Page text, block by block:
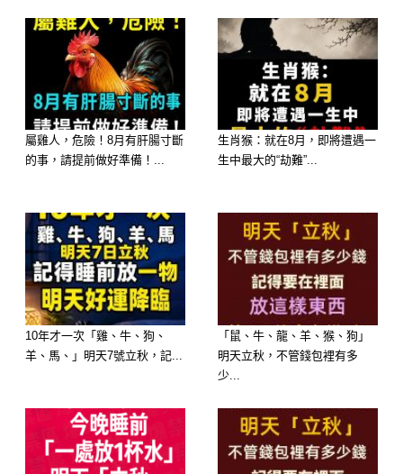
糾纏表現： 他們會用各種感性的、迷
糊的藉口來動搖對方的決心，不斷地聯
繫、回憶、甚至會讓自己顯得非常可
憐，試圖喚起對方的同情心來達到復合
的目的。在他們心中，分手可能只是對
方開的一個玩笑。
屬雞人，危險！8月有肝腸寸斷
的事，請提前做好準備！...
生肖猴：就在8月，即將遭遇一
生中最大的“劫難”...
10年才一次「雞、牛、狗、
羊、馬、」明天7號立秋，記...
「鼠、牛、龍、羊、猴、狗」
明天立秋，不管錢包裡有多
少...